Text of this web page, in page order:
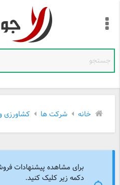
خانه شرکت ها کشاورزی
برای مشاهده پیشنهادات
دکمه زیر کلیک کنید.